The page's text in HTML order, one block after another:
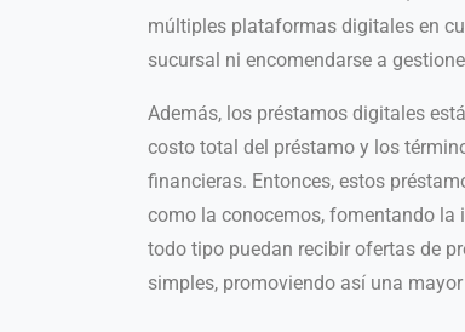
múltiples plataformas digitales en
sucursal ni encomendarse a
Además, los préstamos digitales
costo total del préstamo y los
financieras. Entonces, estos
como la conocemos, fomentando
todo tipo puedan recibir ofertas de
simples, promoviendo así una